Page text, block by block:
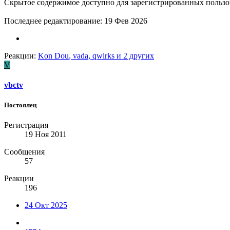
Скрытое содержимое доступно для зарегистрированных
Последнее редактирование: 19 Фев 2026
Реакции: Kon Dou, vada, qwirks и 2 других
V
vbctv
Постоялец
Регистрация
19 Ноя 2011
Сообщения
57
Реакции
196
24 Окт 2025